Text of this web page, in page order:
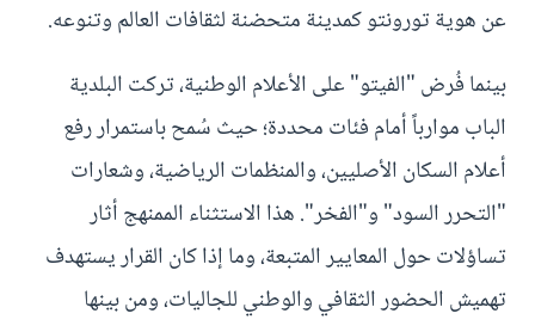
عن هوية تورونتو كمدينة متحضنة لثقافات العالم وتنوعه.
بينما فُرض "الفيتو" على الأعلام الوطنية، تركت البلدية
الباب موارباً أمام فئات محددة؛ حيث سُمح باستمرار رفع
أعلام السكان الأصليين، والمنظمات الرياضية، وشعارات
"التحرر السود" و"الفخر". هذا الاستثناء الممنهج أثار
تساؤلات حول المعايير المتبعة، وما إذا كان القرار يستهدف
تهميش الحضور الثقافي والوطني للجاليات، ومن بينها